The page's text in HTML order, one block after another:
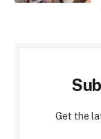
Get the